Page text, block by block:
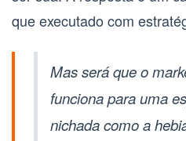
que executado com
Mas será que o
funciona para uma
nichada como a